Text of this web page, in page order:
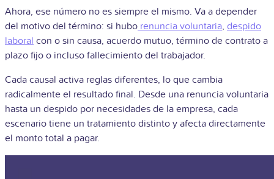
Ahora, ese número no es siempre el mismo. Va a depender
del motivo del término: si hubo renuncia voluntaria, despido
laboral con o sin causa, acuerdo mutuo, término de contrato a
plazo fijo o incluso fallecimiento del trabajador.
Cada causal activa reglas diferentes, lo que cambia
radicalmente el resultado final. Desde una renuncia voluntaria
hasta un despido por necesidades de la empresa, cada
escenario tiene un tratamiento distinto y afecta directamente
el monto total a pagar.